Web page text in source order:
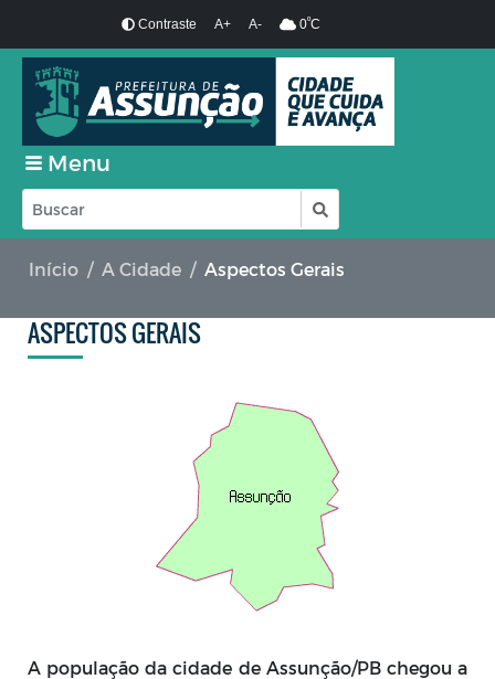
Contraste A+ A- 0ºC
Menu
Início A Cidade Aspectos Gerais
ASPECTOS GERAIS
A população da cidade de Assunção/PB chegou a